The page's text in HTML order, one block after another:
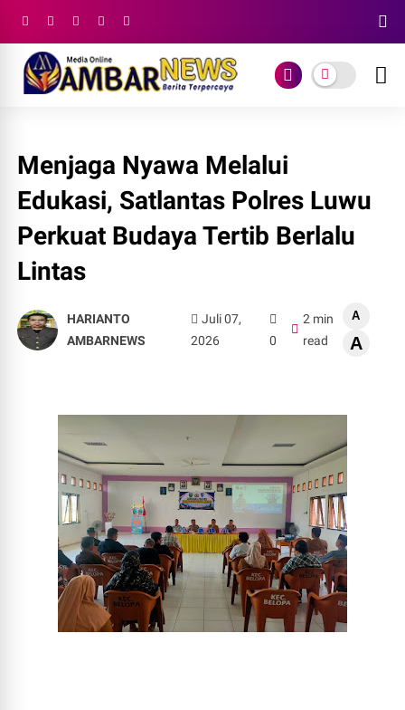
Menjaga Nyawa Melalui
Edukasi, Satlantas Polres Luwu
Perkuat Budaya Tertib Berlalu
Lintas
HARIANTO
AMBARNEWS
Juli 07,
2026
0
2 min
read
A
A